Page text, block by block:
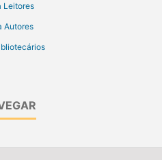
Leitores
Autores